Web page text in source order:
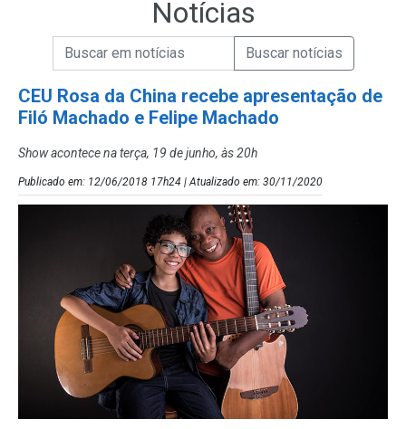
Notícias
Campo de Busca de Notícias
Campo de Busca de informaçõesEnviar a Busca de Notícias
CEU Rosa da China recebe apresentação de
Filó Machado e Felipe Machado
Show acontece na terça, 19 de junho, às 20h
Publicado em: 12/06/2018 17h24 | Atualizado em: 30/11/2020